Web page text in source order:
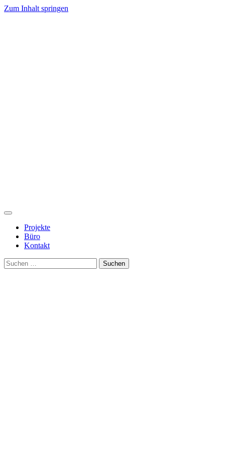
Zum Inhalt springen
Projekte
Büro
Kontakt
Suche
nach: